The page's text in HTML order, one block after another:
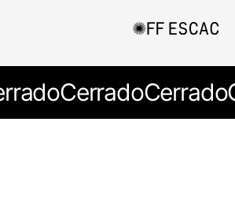
CerradoCerrado